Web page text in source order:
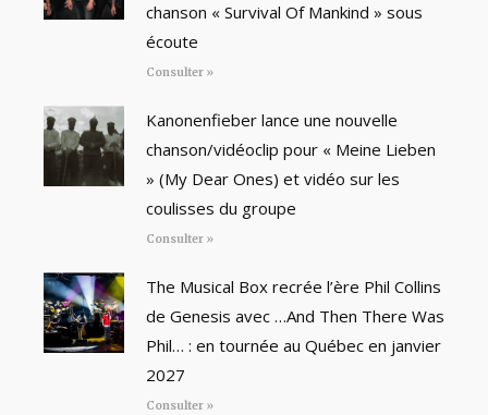
chanson « Survival Of Mankind » sous
écoute
Consulter »
Kanonenfieber lance une nouvelle
chanson/vidéoclip pour « Meine Lieben
» (My Dear Ones) et vidéo sur les
coulisses du groupe
Consulter »
The Musical Box recrée l’ère Phil Collins
de Genesis avec …And Then There Was
Phil… : en tournée au Québec en janvier
2027
Consulter »